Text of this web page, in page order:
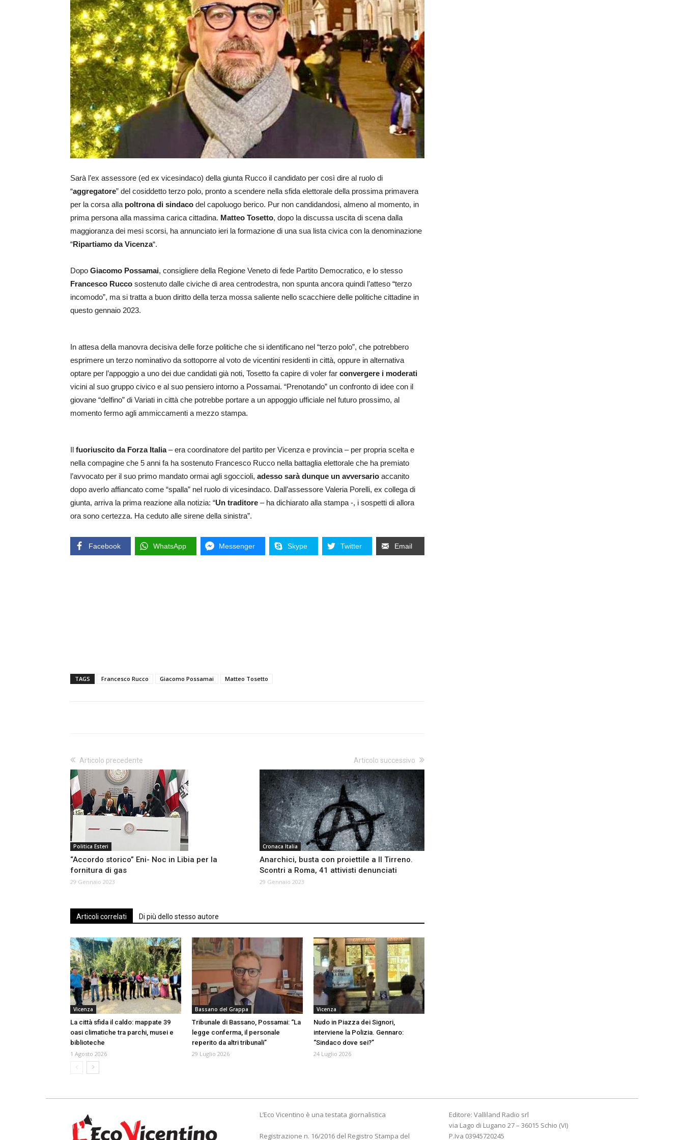
Sarà l’ex assessore (ed ex vicesindaco) della giunta Rucco il candidato per così dire al ruolo di
“aggregatore” del cosiddetto terzo polo, pronto a scendere nella sfida elettorale della prossima primavera
per la corsa alla poltrona di sindaco del capoluogo berico. Pur non candidandosi, almeno al momento, in
prima persona alla massima carica cittadina. Matteo Tosetto, dopo la discussa uscita di scena dalla
maggioranza dei mesi scorsi, ha annunciato ieri la formazione di una sua lista civica con la denominazione
“Ripartiamo da Vicenza“.
Dopo Giacomo Possamai, consigliere della Regione Veneto di fede Partito Democratico, e lo stesso
Francesco Rucco sostenuto dalle civiche di area centrodestra, non spunta ancora quindi l’atteso “terzo
incomodo”, ma si tratta a buon diritto della terza mossa saliente nello scacchiere delle politiche cittadine in
questo gennaio 2023.
In attesa della manovra decisiva delle forze politiche che si identificano nel “terzo polo”, che potrebbero
esprimere un terzo nominativo da sottoporre al voto de vicentini residenti in città, oppure in alternativa
optare per l’appoggio a uno dei due candidati già noti, Tosetto fa capire di voler far convergere i moderati
vicini al suo gruppo civico e al suo pensiero intorno a Possamai. “Prenotando” un confronto di idee con il
giovane “delfino” di Variati in città che potrebbe portare a un appoggio ufficiale nel futuro prossimo, al
momento fermo agli ammiccamenti a mezzo stampa.
Il fuoriuscito da Forza Italia– era coordinatore del partito per Vicenza e provincia – per propria scelta e
nella compagine che 5 anni fa ha sostenuto Francesco Rucco nella battaglia elettorale che ha premiato
l’avvocato per il suo primo mandato ormai agli sgoccioli, adesso sarà dunque un avversario accanito
dopo averlo affiancato come “spalla” nel ruolo di vicesindaco. Dall’assessore Valeria Porelli, ex collega di
giunta, arriva la prima reazione alla notizia: “Un traditore – ha dichiarato alla stampa -, i sospetti di allora
ora sono certezza. Ha ceduto alle sirene della sinistra”.
Facebook WhatsApp Messenger Skype Twitter Email
TAGS Francesco Rucco Giacomo Possamai Matteo Tosetto
Articolo precedente
Politica Esteri
“Accordo storico” Eni- Noc in Libia per la
fornitura di gas
29 Gennaio 2023
Articolo successivo
Cronaca Italia
Anarchici, busta con proiettile a Il Tirreno.
Scontri a Roma, 41 attivisti denunciati
29 Gennaio 2023
Articoli correlati Di più dello stesso autore
Vicenza
La città sfida il caldo: mappate 39
oasi climatiche tra parchi, musei e
biblioteche
1 Agosto 2026
Bassano del Grappa
Tribunale di Bassano, Possamai: “La
legge conferma, il personale
reperito da altri tribunali”
29 Luglio 2026
Vicenza
Nudo in Piazza dei Signori,
interviene la Polizia. Gennaro:
“Sindaco dove sei?”
24 Luglio 2026
L’Eco Vicentino è una testata giornalistica
Registrazione n. 16/2016 del Registro Stampa del
Editore: Valliland Radio srl
via Lago di Lugano 27 – 36015 Schio (VI)
P.Iva 03945720245